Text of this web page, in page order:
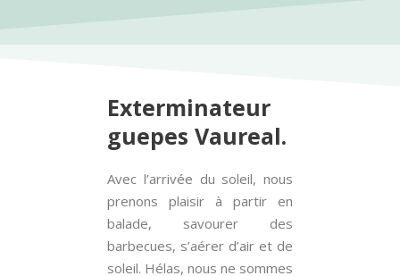
Exterminateur
guepes Vaureal.
Avec l’arrivée du soleil, nous
prenons plaisir à partir en
balade, savourer des
barbecues, s’aérer d’air et de
soleil. Hélas, nous ne sommes